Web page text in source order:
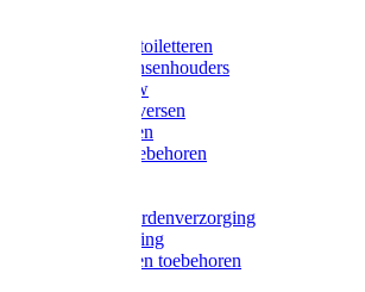
Poetsen & toiletteren
Zadel-/Trensenhouders
Halstertouw
Halsters diversen
Hoofdstellen
Zadel & toebehoren
Rapide paardenverzorging
Ruiter kleding
Hoofdstellen toebehoren